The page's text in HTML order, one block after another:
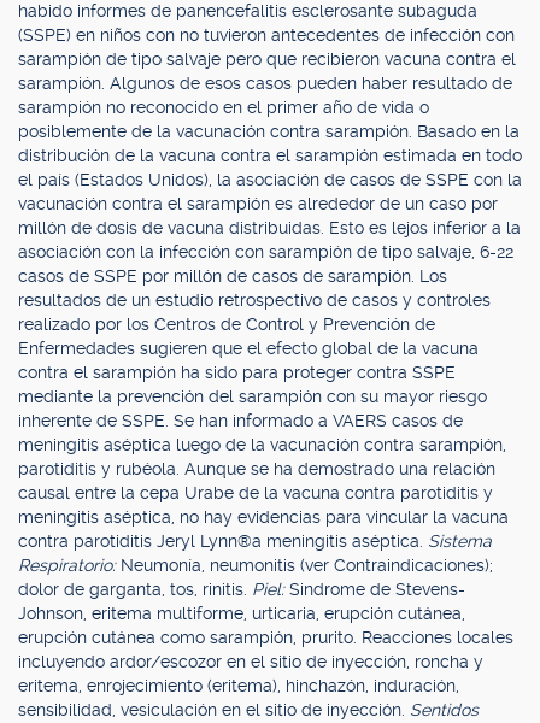
habido informes de panencefalitis esclerosante subaguda
(SSPE) en niños con no tuvieron antecedentes de infección con
sarampión de tipo salvaje pero que recibieron vacuna contra el
sarampión. Algunos de esos casos pueden haber resultado de
sarampión no reconocido en el primer año de vida o
posiblemente de la vacunación contra sarampión. Basado en la
distribución de la vacuna contra el sarampión estimada en todo
el país (Estados Unidos), la asociación de casos de SSPE con la
vacunación contra el sarampión es alrededor de un caso por
millón de dosis de vacuna distribuidas. Esto es lejos inferior a la
asociación con la infección con sarampión de tipo salvaje, 6-22
casos de SSPE por millón de casos de sarampión. Los
resultados de un estudio retrospectivo de casos y controles
realizado por los Centros de Control y Prevención de
Enfermedades sugieren que el efecto global de la vacuna
contra el sarampión ha sido para proteger contra SSPE
mediante la prevención del sarampión con su mayor riesgo
inherente de SSPE. Se han informado a VAERS casos de
meningitis aséptica luego de la vacunación contra sarampión,
parotiditis y rubéola. Aunque se ha demostrado una relación
causal entre la cepa Urabe de la vacuna contra parotiditis y
meningitis aséptica, no hay evidencias para vincular la vacuna
contra parotiditis Jeryl Lynn®a meningitis aséptica. Sistema
Respiratorio: Neumonía, neumonitis (ver Contraindicaciones);
dolor de garganta, tos, rinitis. Piel:Sindrome de Stevens-
Johnson, eritema multiforme, urticaria, erupción cutánea,
erupción cutánea como sarampión, prurito. Reacciones locales
incluyendo ardor/escozor en el sitio de inyección, roncha y
eritema, enrojecimiento (eritema), hinchazón, induración,
sensibilidad, vesiculación en el sitio de inyección. Sentidos